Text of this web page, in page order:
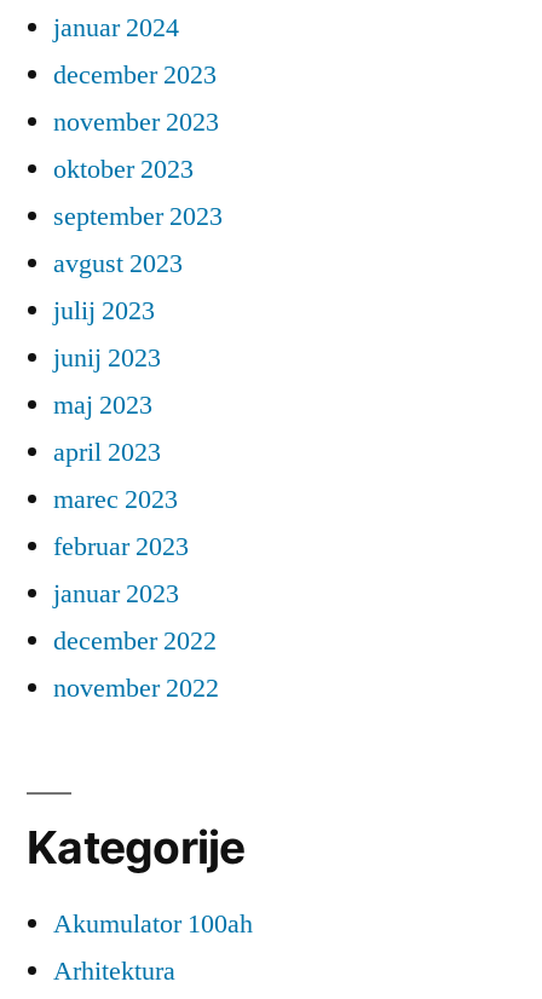
januar 2024
december 2023
november 2023
oktober 2023
september 2023
avgust 2023
julij 2023
junij 2023
maj 2023
april 2023
marec 2023
februar 2023
januar 2023
december 2022
november 2022
Kategorije
Akumulator 100ah
Arhitektura